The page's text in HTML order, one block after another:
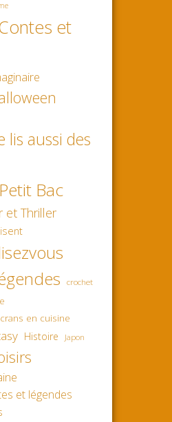
et
lis aussi des
Bac
et Thriller
crochet
en cuisine
Histoire Japon
et légendes